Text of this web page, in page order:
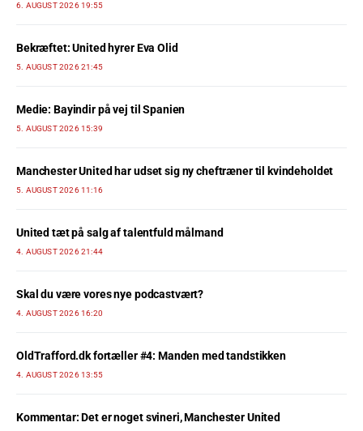
6. AUGUST 2026 19:55
Bekræftet: United hyrer Eva Olid
5. AUGUST 2026 21:45
Medie: Bayindir på vej til Spanien
5. AUGUST 2026 15:39
Manchester United har udset sig ny cheftræner til kvindeholdet
5. AUGUST 2026 11:16
United tæt på salg af talentfuld målmand
4. AUGUST 2026 21:44
Skal du være vores nye podcastvært?
4. AUGUST 2026 16:20
OldTrafford.dk fortæller #4: Manden med tandstikken
4. AUGUST 2026 13:55
Kommentar: Det er noget svineri, Manchester United